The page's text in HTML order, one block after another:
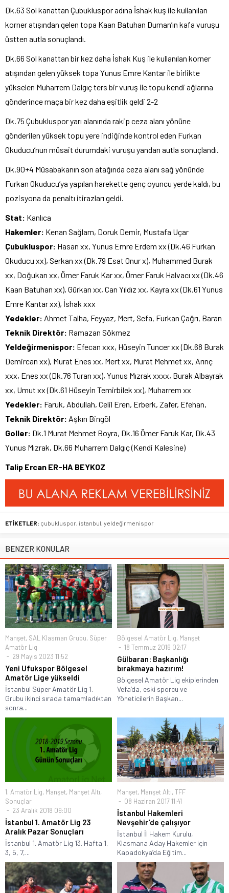
Dk.63 Sol kanattan Çubukluspor adına İshak kuş ile kullanılan
korner atışından gelen topa Kaan Batuhan Duman’ın kafa vuruşu
üstten autla sonuçlandı.
Dk.66 Sol kanattan bir kez daha İshak Kuş ile kullanılan korner
atışından gelen yüksek topa Yunus Emre Kantar ile birlikte
yükselen Muharrem Dalgıç ters bir vuruş ile topu kendi ağlarına
gönderince maça bir kez daha eşitlik geldi 2-2
Dk.75 Çubukluspor yarı alanında rakip ceza alanı yönüne
gönderilen yüksek topu yere indiğinde kontrol eden Furkan
Okuducu’nun müsait durumdaki vuruşu yandan autla sonuçlandı.
Dk.90+4 Müsabakanın son atağında ceza alanı sağ yönünde
Furkan Okuducu’ya yapılan harekette genç oyuncu yerde kaldı, bu
pozisyona da penaltı itirazları geldi.
Stat: Kanlıca
Hakemler: Kenan Sağlam, Doruk Demir, Mustafa Uçar
Çubukluspor: Hasan xx, Yunus Emre Erdem xx (Dk.46 Furkan
Okuducu xx), Serkan xx (Dk.79 Esat Onur x), Muhammed Burak
xx, Doğukan xx, Ömer Faruk Kar xx, Ömer Faruk Halvacı xx (Dk.46
Kaan Batuhan xx), Gürkan xx, Can Yıldız xx, Kayra xx (Dk.61 Yunus
Emre Kantar xx), İshak xxx
Yedekler: Ahmet Talha, Feyyaz, Mert, Sefa, Furkan Çağrı, Baran
Teknik Direktör: Ramazan Sökmez
Yeldeğirmenispor: Efecan xxx, Hüseyin Tuncer xx (Dk.68 Burak
Demircan xx), Murat Enes xx, Mert xx, Murat Mehmet xx, Arınç
xxx, Enes xx (Dk.76 Turan xx), Yunus Mızrak xxxx, Burak Albayrak
xx, Umut xx (Dk.61 Hüseyin Temirbilek xx), Muharrem xx
Yedekler: Faruk, Abdullah, Celil Eren, Erberk, Zafer, Efehan,
Teknik Direktör: Aşkın Bingöl
Goller: Dk.1 Murat Mehmet Boyra, Dk.16 Ömer Faruk Kar, Dk.43
Yunus Mızrak, Dk.66 Muharrem Dalgıç (Kendi Kalesine)
Talip Ercan ER-HA BEYKOZ
ETİKETLER: çubukluspor istanbul yeldeğirmenispor
BENZER KONULAR
Manşet, SAL Klasman Grubu, Süper
Amatör Lig
29 Mayıs 2023 11:52
Yeni Ufukspor Bölgesel
Amatör Lige yükseldi
İstanbul Süper Amatör Lig 1.
Grubu ikinci sırada tamamladıktan
sonra...
Bölgesel Amatör Lig, Manşet
18 Temmuz 2016 02:17
Gülbaran: Başkanlığı
bırakmaya hazırım!
Bölgesel Amatör Lig ekiplerinden
Vefa’da, eski sporcu ve
Yöneticilerin Başkan...
1. Amatör Lig, Manşet, Manşet Altı,
Sonuçlar
23 Aralık 2018 09:00
İstanbul 1. Amatör Lig 23
Aralık Pazar Sonuçları
İstanbul 1. Amatör Lig 13. Hafta 1,
3, 5, 7,...
Manşet, Manşet Altı, TFF
08 Haziran 2017 11:41
İstanbul Hakemleri
Nevşehir’de çalışıyor
İstanbul İl Hakem Kurulu,
Klasmana Aday Hakemler için
Kapadokya’da Eğitim...